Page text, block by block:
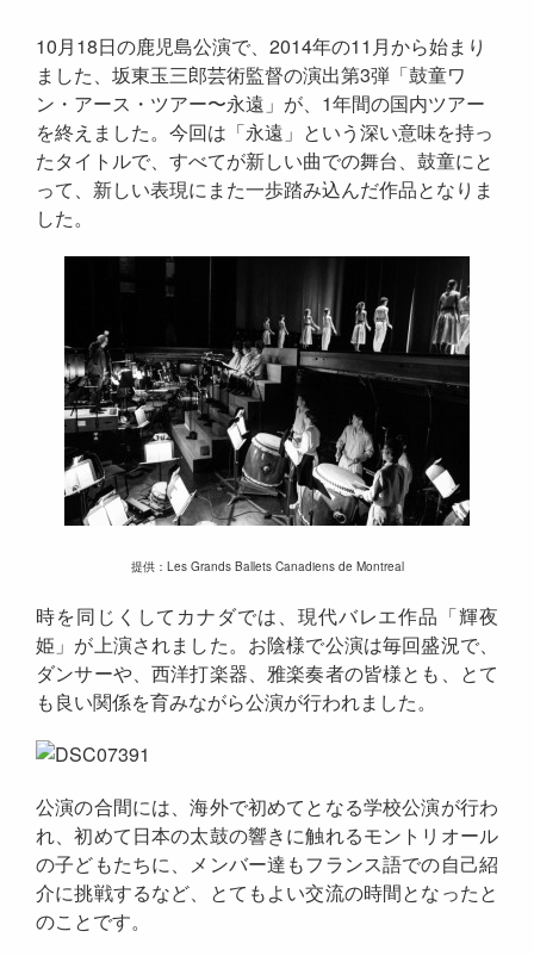
10月18日の鹿児島公演で、2014年の11月から始まり
ました、坂東玉三郎芸術監督の演出第3弾「鼓童ワ
ン・アース・ツアー〜永遠」が、1年間の国内ツアー
を終えました。今回は「永遠」という深い意味を持っ
たタイトルで、すべてが新しい曲での舞台、鼓童にと
って、新しい表現にまた一歩踏み込んだ作品となりま
した。
提供：Les Grands Ballets Canadiens de Montreal
時を同じくしてカナダでは、現代バレエ作品「輝夜
姫」が上演されました。お陰様で公演は毎回盛況で、
ダンサーや、西洋打楽器、雅楽奏者の皆様とも、とて
も良い関係を育みながら公演が行われました。
公演の合間には、海外で初めてとなる学校公演が行わ
れ、初めて日本の太鼓の響きに触れるモントリオール
の子どもたちに、メンバー達もフランス語での自己紹
介に挑戦するなど、とてもよい交流の時間となったと
のことです。